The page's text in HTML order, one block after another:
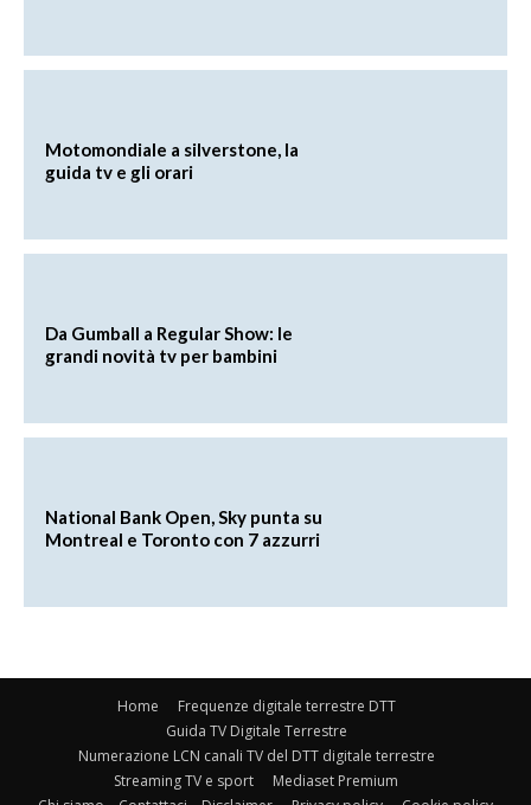
Motomondiale a silverstone, la
guida tv e gli orari
Da Gumball a Regular Show: le
grandi novità tv per bambini
National Bank Open, Sky punta su
Montreal e Toronto con 7 azzurri
Home
Frequenze digitale terrestre DTT
Guida TV Digitale Terrestre
Numerazione LCN canali TV del DTT digitale terrestre
Streaming TV e sport
Mediaset Premium